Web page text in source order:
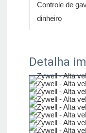
Controle de
dinheiro
Detalha